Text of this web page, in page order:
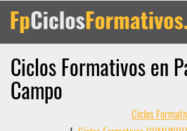
Ciclos Formativos en
Campo
Ciclos